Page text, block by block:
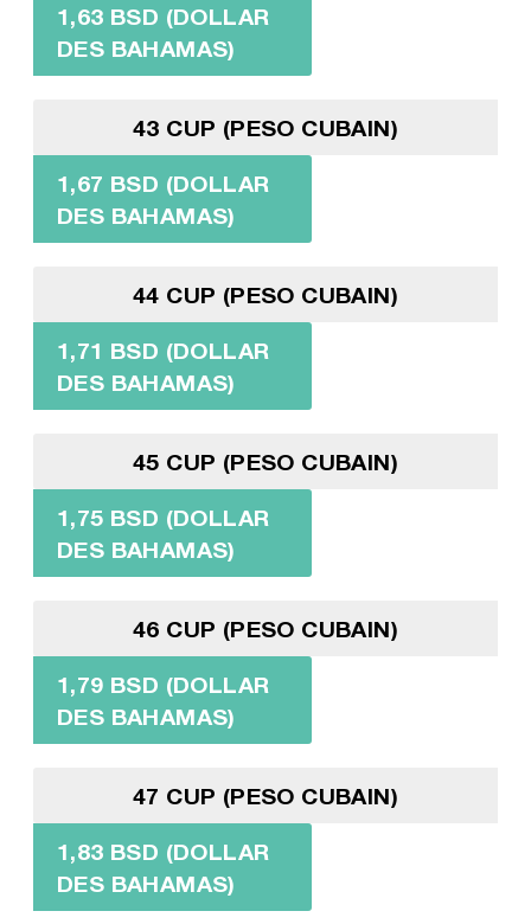
1,63 BSD (DOLLAR
DES BAHAMAS)
43 CUP (PESO CUBAIN)
1,67 BSD (DOLLAR
DES BAHAMAS)
44 CUP (PESO CUBAIN)
1,71 BSD (DOLLAR
DES BAHAMAS)
45 CUP (PESO CUBAIN)
1,75 BSD (DOLLAR
DES BAHAMAS)
46 CUP (PESO CUBAIN)
1,79 BSD (DOLLAR
DES BAHAMAS)
47 CUP (PESO CUBAIN)
1,83 BSD (DOLLAR
DES BAHAMAS)